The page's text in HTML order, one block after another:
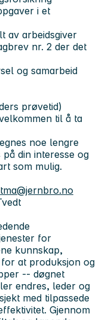
i et
av arbeidsgiver
nr. 2 der det
og samarbeid
prøvetid)
til å ta
noe lengre
din interesse og
som mulig.
tma@jernbro.no
for
kunnskap,
at produksjon og
-- døgnet
endres, leder og
med tilpassede
Gjennom